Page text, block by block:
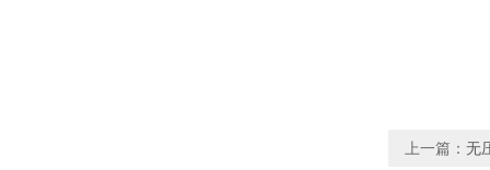
上一篇： 无